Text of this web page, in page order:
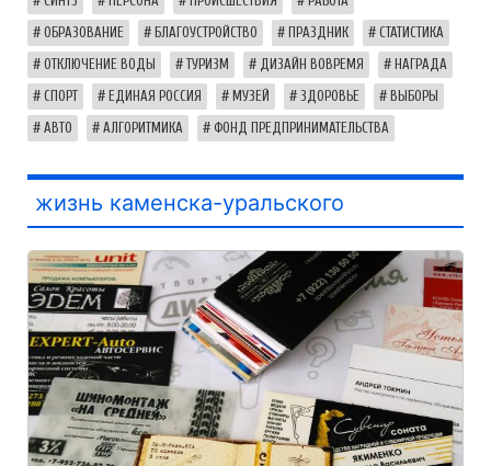
ОБРАЗОВАНИЕ БЛАГОУСТРОЙСТВО ПРАЗДНИК СТАТИСТИКА
ОТКЛЮЧЕНИЕ ВОДЫ ТУРИЗМ ДИЗАЙН ВОВРЕМЯ НАГРАДА
СПОРТ ЕДИНАЯ РОССИЯ МУЗЕЙ ЗДОРОВЬЕ ВЫБОРЫ
АВТО АЛГОРИТМИКА ФОНД ПРЕДПРИНИМАТЕЛЬСТВА
жизнь каменска-уральского